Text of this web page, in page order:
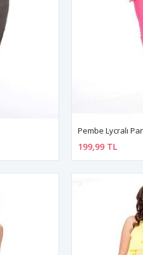
Pembe Lycralı
199,99 TL